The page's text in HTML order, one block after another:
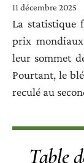
11 décembre 2025
La statistique
prix
leur sommet
Pourtant, le
reculé au
Table